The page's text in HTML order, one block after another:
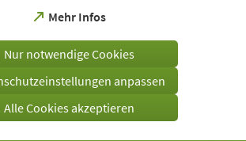
Mehr Infos
(Öffnet
einem
Tab)
Nur notwendige Cookies
anpassen
Alle Cookies akzeptieren